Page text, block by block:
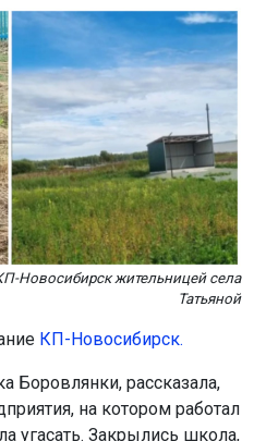
Новосибирск жительницей села
Татьяной
КП-Новосибирск.
Боровлянки, рассказала,
на котором работал
угасать. Закрылись школа,